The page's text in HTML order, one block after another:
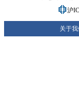
青
蜀
江
汉
600262
北